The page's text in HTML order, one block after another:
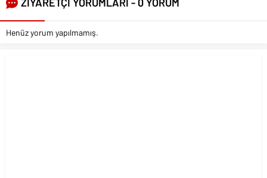
Henüz yorum yapılmamış.